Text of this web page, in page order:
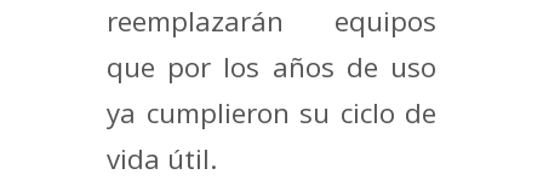
reemplazarán equipos
que por los años de uso
ya cumplieron su ciclo de
vida útil.